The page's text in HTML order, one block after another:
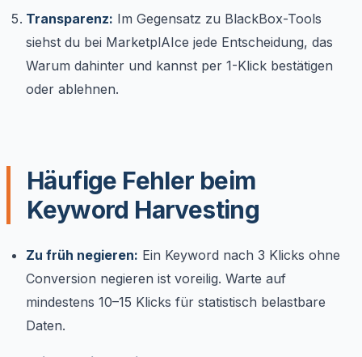
Transparenz: Im Gegensatz zu BlackBox-Tools
siehst du bei MarketplAIce jede Entscheidung, das
Warum dahinter und kannst per 1-Klick bestätigen
oder ablehnen.
Häufige Fehler beim
Keyword Harvesting
Zu früh negieren: Ein Keyword nach 3 Klicks ohne
Conversion negieren ist voreilig. Warte auf
mindestens 10–15 Klicks für statistisch belastbare
Daten.